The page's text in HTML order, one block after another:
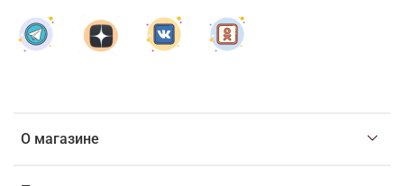
О магазине